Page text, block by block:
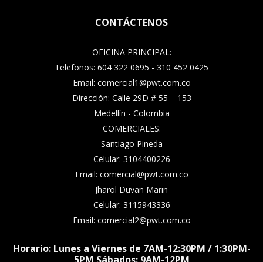
CONTÁCTENOS
OFICINA PRINCIPAL:
Telefonos: 604 322 0695 - 310 452 0425
Email: comercial1@pwt.com.co
Dirección: Calle 29D # 55 – 153
Medellín - Colombia
COMERCIALES:
Santiago Pineda
Celular: 3104400226
Email: comercial@pwt.com.co
Jharol Duvan Marin
Celular: 3115943336
Email: comercial2@pwt.com.co
Horario: Lunes a Viernes de 7AM-12:30PM / 1:30PM-